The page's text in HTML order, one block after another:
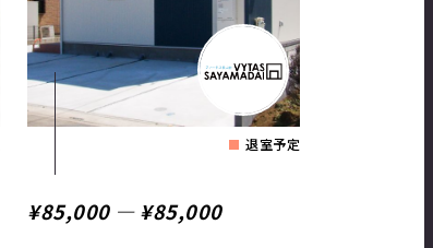
退室予定
¥85,000 ― ¥85,000